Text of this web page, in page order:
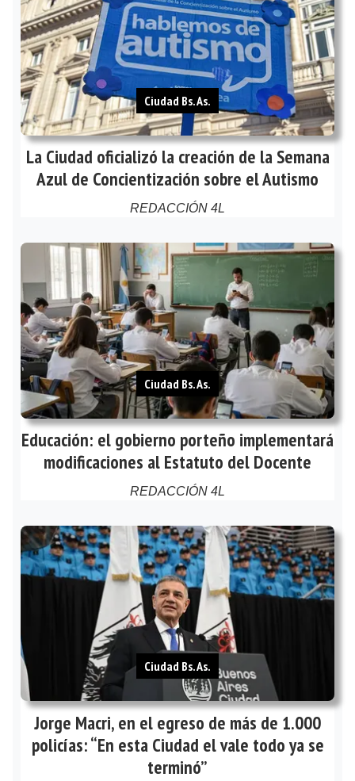
La Ciudad oficializó la creación de la Semana
Azul de Concientización sobre el Autismo
REDACCIÓN 4L
Ciudad Bs. As.
Educación: el gobierno porteño implementará
modificaciones al Estatuto del Docente
REDACCIÓN 4L
Ciudad Bs. As.
Jorge Macri, en el egreso de más de 1.000
policías: “En esta Ciudad el vale todo ya se
terminó”
Ciudad Bs. As.